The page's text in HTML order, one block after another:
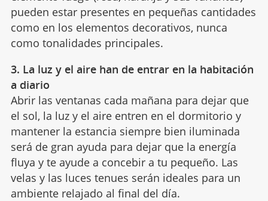
pueden estar presentes en pequeñas cantidades
como en los elementos decorativos, nunca
como tonalidades principales.
3. La luz y el aire han de entrar en la habitación
a diario
Abrir las ventanas cada mañana para dejar que
el sol, la luz y el aire entren en el dormitorio y
mantener la estancia siempre bien iluminada
será de gran ayuda para dejar que la energía
fluya y te ayude a concebir a tu pequeño. Las
velas y las luces tenues serán ideales para un
ambiente relajado al final del día.